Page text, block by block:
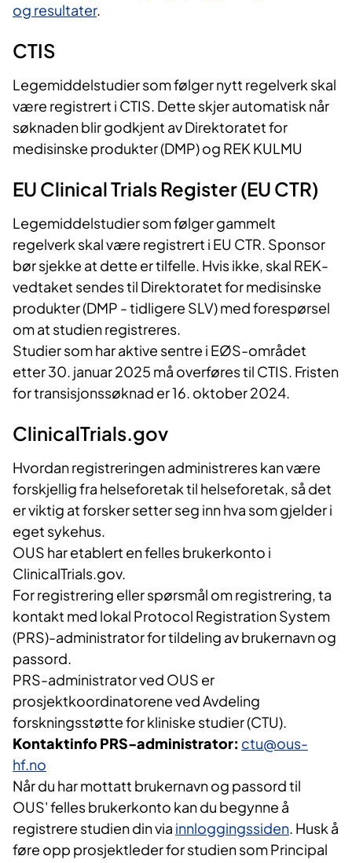
og resultater.
CTIS
Legemiddelstudier som følger nytt regelverk skal
være registrert i CTIS. Dette skjer automatisk når
søknaden blir godkjent av Direktoratet for
medisinske produkter (DMP) og REK KULMU
EU Clinical Trials Register (EU CTR)
Legemiddelstudier som følger gammelt
regelverk skal være registrert i EU CTR. Sponsor
bør sjekke at dette er tilfelle. Hvis ikke, skal REK-
vedtaket sendes til Direktoratet for medisinske
produkter (DMP - tidligere SLV) med forespørsel
om at studien registreres.
Studier som har aktive sentre i EØS-området
etter 30. januar 2025 må overføres til CTIS. Fristen
for transisjonssøknad er 16. oktober 2024.
ClinicalTrials.gov
Hvordan registreringen administreres kan være
forskjellig fra helseforetak til helseforetak, så det
er viktig at forsker setter seg inn hva som gjelder i
eget sykehus.
OUS har etablert en felles brukerkonto i
ClinicalTrials.gov.
For registrering eller spørsmål om registrering, ta
kontakt med lokal Protocol Registration System
(PRS)-administrator for tildeling av brukernavn og
passord.
PRS-administrator ved OUS er
prosjektkoordinatorene ved Avdeling
forskningsstøtte for kliniske studier (CTU).
Kontaktinfo PRS-administrator: ctu@ous-
hf.no
Når du har mottatt brukernavn og passord til
OUS' felles brukerkonto kan du begynne å
registrere studien din via innloggingssiden. Husk å
føre opp prosjektleder for studien som Principal